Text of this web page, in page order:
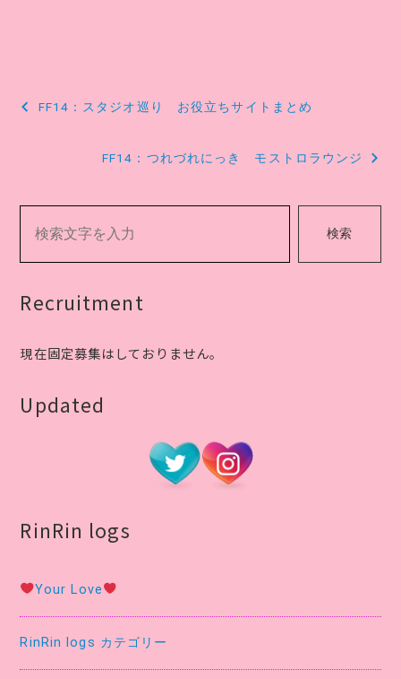
投
ゲ
ー
シ
ン
FF14：スタジオ巡り お役立ちサイトまとめ
FF14：つれづれにっき モストロラウンジ
検索
Recruitment
現在固定募集はしておりません。
Updated
RinRin logs
Your Love
RinRin logs カテゴリー